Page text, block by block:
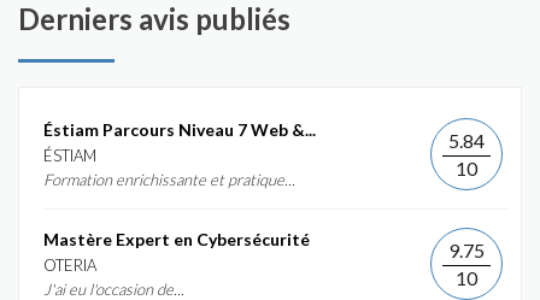
Derniers avis publiés
Éstiam Parcours Niveau 7 Web &...
ÉSTIAM
Formation enrichissante et pratique...
5.84
10
Mastère Expert en Cybersécurité
OTERIA
J'ai eu l'occasion de...
9.75
10